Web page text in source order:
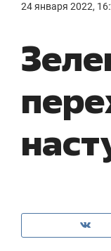
24 января 2022,